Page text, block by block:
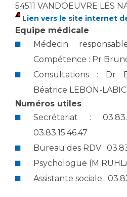
Salon des familles
Transports sanitaires
Vos droits, vos devoirs
Handicap
Handi 13
Pôle Médecine Physique et
Les structures de recherche
Écoles et Instituts
Plateforme des
Professionnels de
Adresser un patient
Réseaux de soins
Adresser un examen au
54511 VANDOEUVRE LES
Lien vers le site internet
Equipe médicale
Médecin
Compétence : Pr
Consultations : Dr
Béatrice LEBON-
Numéros utiles
Secrétariat :
03.83.15.46.47
Bureau des RDV :
Psychologue (M
Assistante sociale :